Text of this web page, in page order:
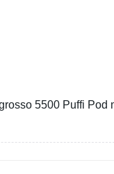
5500 Puffi